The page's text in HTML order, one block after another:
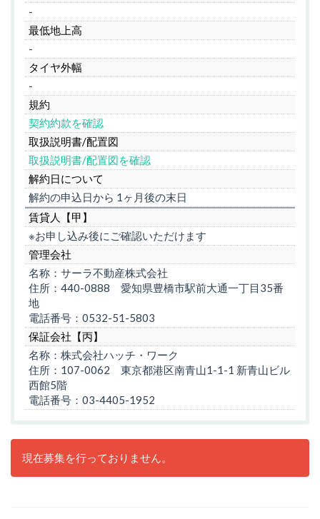
-
最低地上高
-
タイヤ外幅
-
規約
契約約款を確認
取扱説明書/配置図
取扱説明書/配置図を確認
解約日について
解約の申込日から 1ヶ月後の末日
賃貸人【甲】
※お申し込み後にご確認いただけます
管理会社
名称：サーラ不動産株式会社
住所：440-0888 愛知県豊橋市駅前大通一丁目35番
地
電話番号：0532-51-5803
保証会社【丙】
名称：株式会社ハッチ・ワーク
住所：107-0062 東京都港区南青山1-1-1 新青山ビル
西館5階
電話番号：03-4405-1952
現在募集を行っておりません。